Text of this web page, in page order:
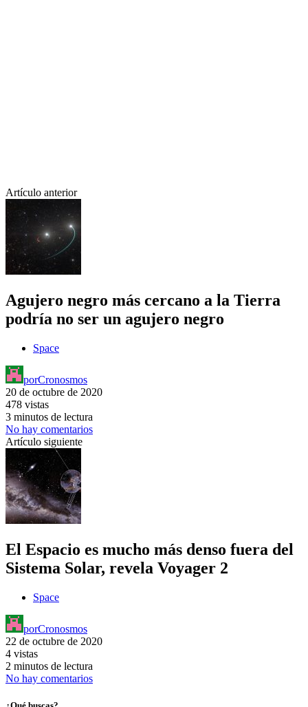
Artículo anterior
Agujero negro más cercano a la Tierra
podría no ser un agujero negro
Space
porCronosmos
20 de octubre de 2020
478 vistas
3 minutos de lectura
No hay comentarios
Artículo siguiente
El Espacio es mucho más denso fuera del
Sistema Solar, revela Voyager 2
Space
porCronosmos
22 de octubre de 2020
4 vistas
2 minutos de lectura
No hay comentarios